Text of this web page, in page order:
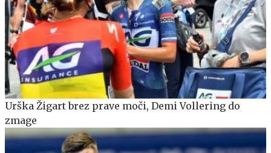
Urška Žigart brez prave moči, Demi Vollering do
zmage